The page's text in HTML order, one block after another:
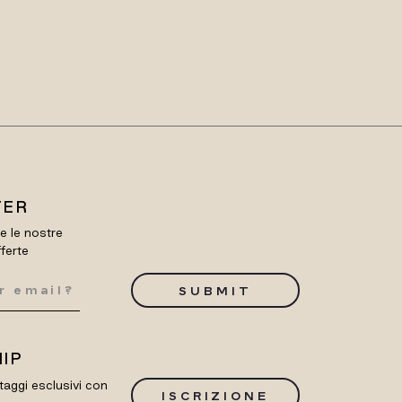
le nostre
SUBMIT
esclusivi con
ISCRIZIONE